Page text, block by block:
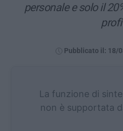
personale e solo il
Pubblicato il: 18/
La funzione di
non è supportata